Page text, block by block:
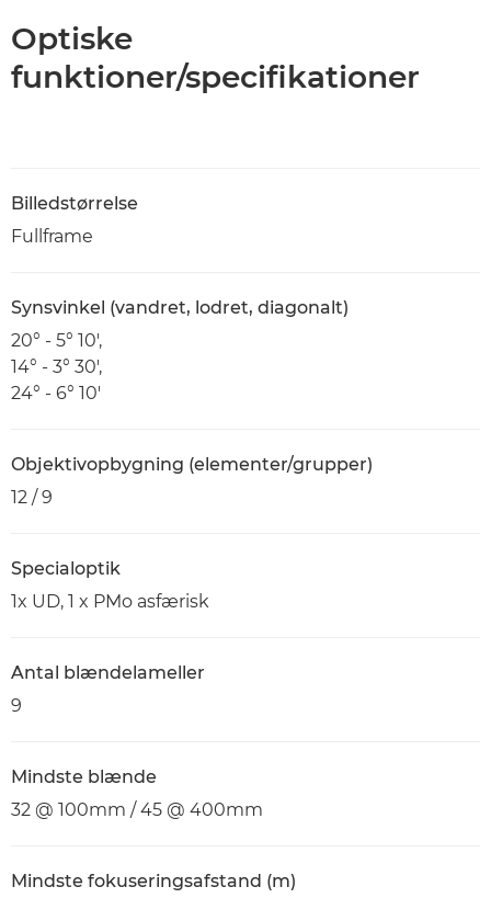
Optiske
funktioner/specifikationer
Billedstørrelse
Fullframe
Synsvinkel (vandret, lodret, diagonalt)
20° - 5° 10',
14° - 3° 30',
24° - 6° 10'
Objektivopbygning (elementer/grupper)
12 / 9
Specialoptik
1x UD, 1 x PMo asfærisk
Antal blændelameller
9
Mindste blænde
32 @ 100mm / 45 @ 400mm
Mindste fokuseringsafstand (m)